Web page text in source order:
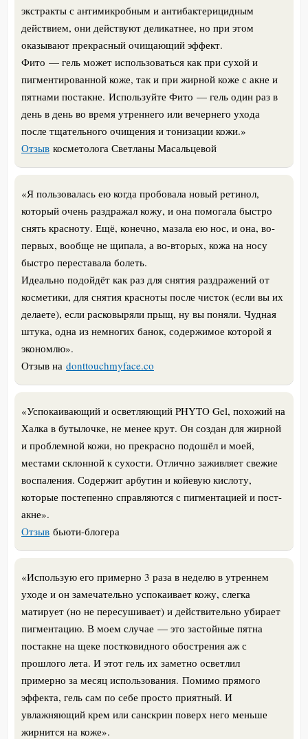
экстракты с антимикробным и антибактерицидным
действием, они действуют деликатнее, но при этом
оказывают прекрасный очищающий эффект.
Фито — гель может использоваться как при сухой и
пигментированной коже, так и при жирной коже с акне и
пятнами постакне. Используйте Фито — гель один раз в
день в день во время утреннего или вечернего ухода
после тщательного очищения и тонизации кожи.»
Отзыв косметолога Светланы Масальцевой
«Я пользовалась ею когда пробовала новый ретинол,
который очень раздражал кожу, и она помогала быстро
снять красноту. Ещё, конечно, мазала ею нос, и она, во-
первых, вообще не щипала, а во-вторых, кожа на носу
быстро переставала болеть.
Идеально подойдёт как раз для снятия раздражений от
косметики, для снятия красноты после чисток (если вы их
делаете), если расковыряли прыщ, ну вы поняли. Чудная
штука, одна из немногих банок, содержимое которой я
экономлю».
Отзыв на donttouchmyface.co
«Успокаивающий и осветляющий PHYTO Gel, похожий на
Халка в бутылочке, не менее крут. Он создан для жирной
и проблемной кожи, но прекрасно подошёл и моей,
местами склонной к сухости. Отлично заживляет свежие
воспаления. Содержит арбутин и койевую кислоту,
которые постепенно справляются с пигментацией и пост-
акне».
Отзыв бьюти-блогера
«Использую его примерно 3 раза в неделю в утреннем
уходе и он замечательно успокаивает кожу, слегка
матирует (но не пересушивает) и действительно убирает
пигментацию. В моем случае — это застойные пятна
постакне на щеке постковидного обострения аж с
прошлого лета. И этот гель их заметно осветлил
примерно за месяц использования. Помимо прямого
эффекта, гель сам по себе просто приятный. И
увлажняющий крем или санскрин поверх него меньше
жирнится на коже».